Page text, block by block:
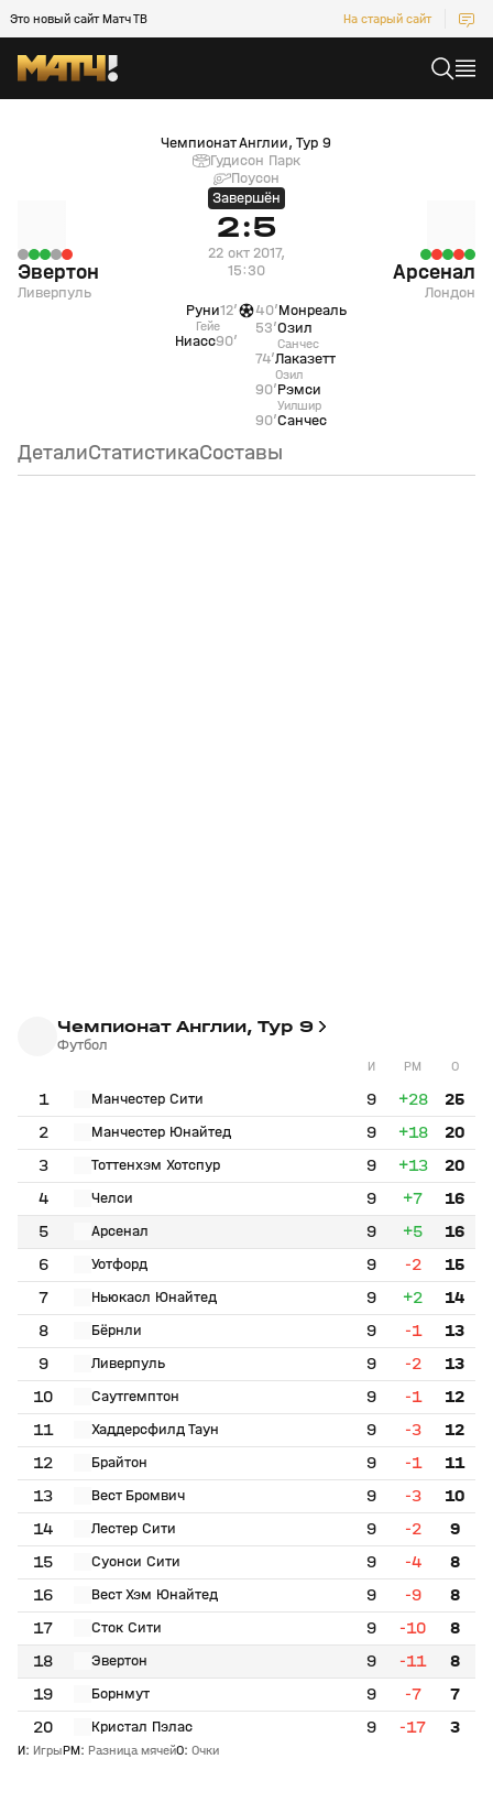
Это новый сайт Матч ТВ На старый сайт
Чемпионат Англии, Тур 9
Гудисон Парк
Поусон
Эвертон
Ливерпуль
Завершён
2:5
22 окт 2017,
15:30
Арсенал
Лондон
Руни
Гейе
12’
Ниасс90’
Монреаль
40’
Озил
Санчес
53’
Лаказетт
Озил
74’
Рэмси
Уилшир
90’
Санчес
90’
Детали Статистика Составы
Чемпионат Англии, Тур 9
Футбол
И РМ О
1 Манчестер Сити 9 +28
25
2
Манчестер Юнайтед 9 +18
20
3
Тоттенхэм Хотспур 9 +13
20
4
Челси 9 +7
16
5
Арсенал 9 +5
16
6
Уотфорд 9 -2
15
7
Ньюкасл Юнайтед 9 +2
14
8
Бёрнли 9 -1
13
9
Ливерпуль 9 -2
13
10
Саутгемптон 9 -1
12
11
Хаддерсфилд Таун 9 -3
12
12
Брайтон 9 -1
11
13
Вест Бромвич 9 -3
10
14
Лестер Сити 9 -2
9
15
Суонси Сити 9 -4
8
16
Вест Хэм Юнайтед 9 -9
8
17
Сток Сити 9 -10
8
18
Эвертон 9 -11
8
19
Борнмут 9 -7
7
20
Кристал Пэлас 9 -17 3
И: ИгрыРМ: Разница мячейО: Очки